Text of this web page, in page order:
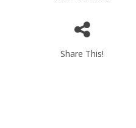
Share This!